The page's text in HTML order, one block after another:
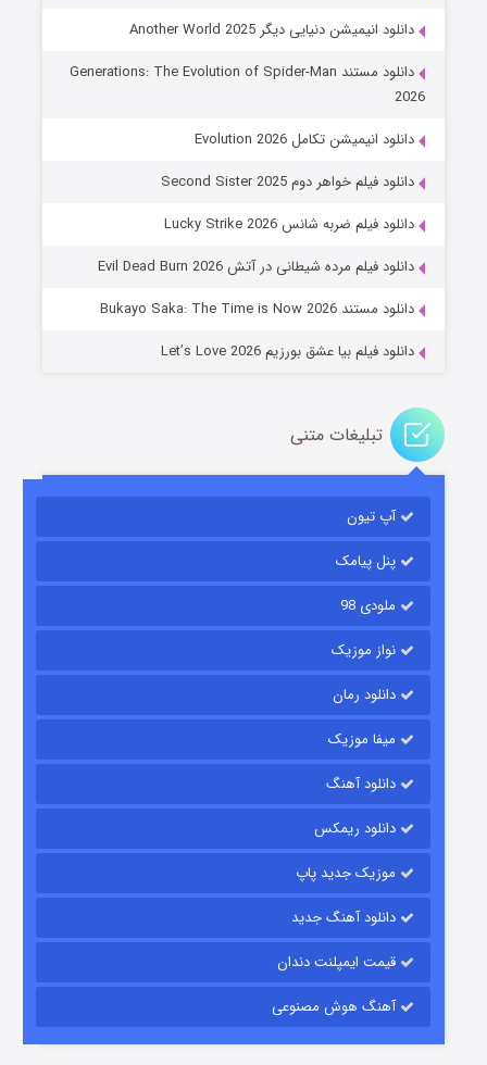
جادوگری در مغولستان
باب اسفنجی فصل ۱۷
قسمت۶ (زیرنویس) منتشر شد
قسمت۱۵ (دوبله) منتشر شد
زیرزمین
دانلود انیمیشن دنیایی دیگر Another World 2025
دانلود مستند Generations: The Evolution of Spider-Man
2026
دانلود انیمیشن تکامل Evolution 2026
دانلود فیلم خواهر دوم Second Sister 2025
دانلود فیلم ضربه شانس Lucky Strike 2026
دانلود فیلم مرده شیطانی در آتش Evil Dead Burn 2026
دانلود مستند Bukayo Saka: The Time is Now 2026
دانلود فیلم بیا عشق بورزیم Let’s Love 2026
تبلیغات متنی
آپ تیون
پنل پیامک
ملودی 98
نواز موزیک
دانلود رمان
میفا موزیک
دانلود آهنگ
دانلود ریمکس
موزیک جدید پاپ
دانلود آهنگ جدید
قیمت ایمپلنت دندان
آهنگ هوش مصنوعی